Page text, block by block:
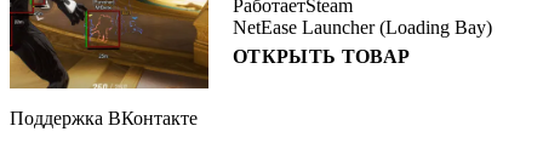
РаботаетSteam
NetEase Launcher (Loading Bay)
ОТКРЫТЬ ТОВАР
Поддержка ВКонтакте